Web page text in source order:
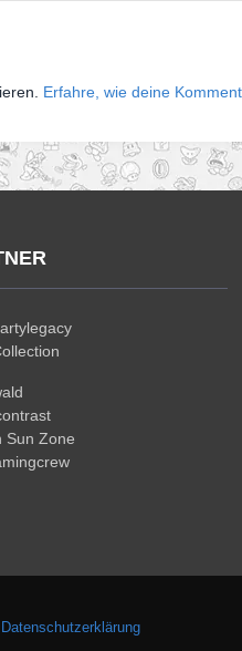
Erfahre, wie deine
Sun Zone
Datenschutzerklärung